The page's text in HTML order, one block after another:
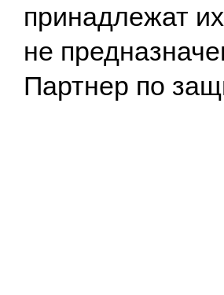
принадлежат
не
Партнер по